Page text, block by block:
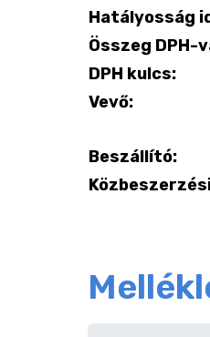
Hatályosság
Összeg DPH-
DPH kulcs:
Vevő:
Beszállító: